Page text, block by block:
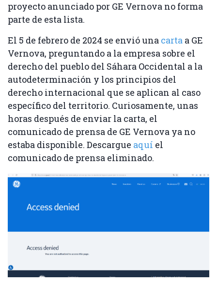
proyecto anunciado por GE Vernova no forma
parte de esta lista.
El 5 de febrero de 2024 se envió una carta a GE
Vernova, preguntando a la empresa sobre el
derecho del pueblo del Sáhara Occidental a la
autodeterminación y los principios del
derecho internacional que se aplican al caso
específico del territorio. Curiosamente, unas
horas después de enviar la carta, el
comunicado de prensa de GE Vernova ya no
estaba disponible. Descargue aquí el
comunicado de prensa eliminado.